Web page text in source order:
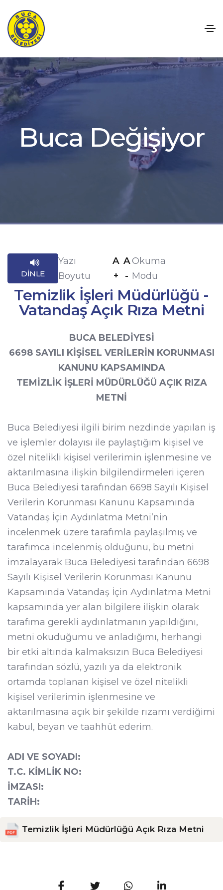
Buca Değişiyor
DINLE
Yazı
Boyutu
A
+
A
-
Okuma
Modu
Temizlik İşleri Müdürlüğü -
Vatandaş Açık Rıza Metni
BUCA BELEDİYESİ
6698 SAYILI KİŞİSEL VERİLERİN KORUNMASI
KANUNU KAPSAMINDA
TEMİZLİK İŞLERİ MÜDÜRLÜĞÜ AÇIK RIZA
METNİ
Buca Belediyesi ilgili birim nezdinde yapılan iş
ve işlemler dolayısı ile paylaştığım kişisel ve
özel nitelikli kişisel verilerimin işlenmesine ve
aktarılmasına ilişkin bilgilendirmeleri içeren
Buca Belediyesi tarafından 6698 Sayılı Kişisel
Verilerin Korunması Kanunu Kapsamında
Vatandaş İçin Aydınlatma Metni’nin
incelenmek üzere tarafımla paylaşılmış ve
tarafımca incelenmiş olduğunu, bu metni
imzalayarak Buca Belediyesi tarafından 6698
Sayılı Kişisel Verilerin Korunması Kanunu
Kapsamında Vatandaş İçin Aydınlatma Metni
kapsamında yer alan bilgilere ilişkin olarak
tarafıma gerekli aydınlatmanın yapıldığını,
metni okuduğumu ve anladığımı, herhangi
bir etki altında kalmaksızın Buca Belediyesi
tarafından sözlü, yazılı ya da elektronik
ortamda toplanan kişisel ve özel nitelikli
kişisel verilerimin işlenmesine ve
aktarılmasına açık bir şekilde rızamı verdiğimi
kabul, beyan ve taahhüt ederim.
ADI VE SOYADI:
T.C. KİMLİK NO:
İMZASI:
TARİH:
Temizlik İşleri Müdürlüğü Açık Rıza Metni